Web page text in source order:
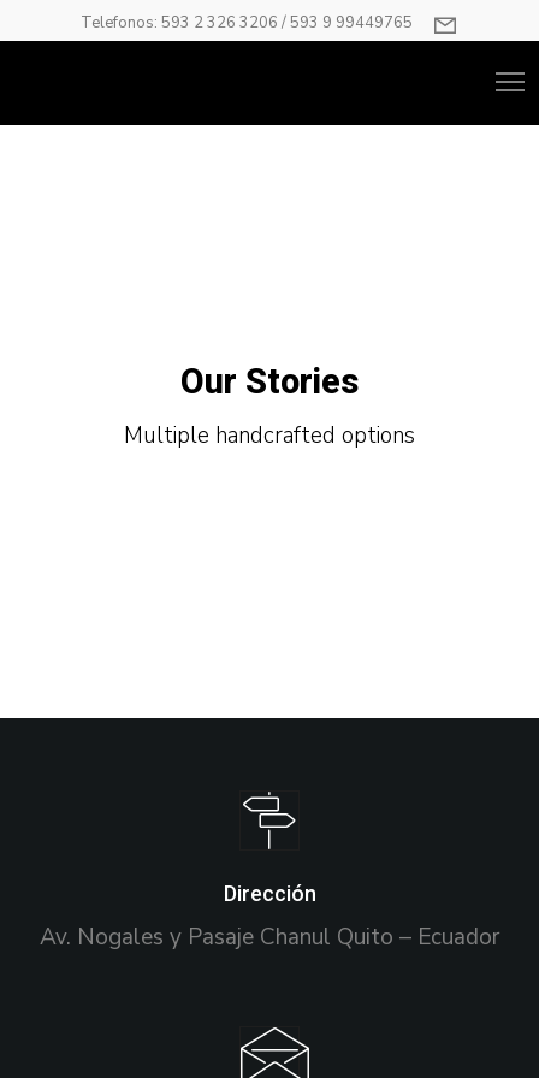
Telefonos: 593 2 326 3206 / 593 9 99449765
Our Stories
Multiple handcrafted options
Dirección
Av. Nogales y Pasaje Chanul Quito – Ecuador